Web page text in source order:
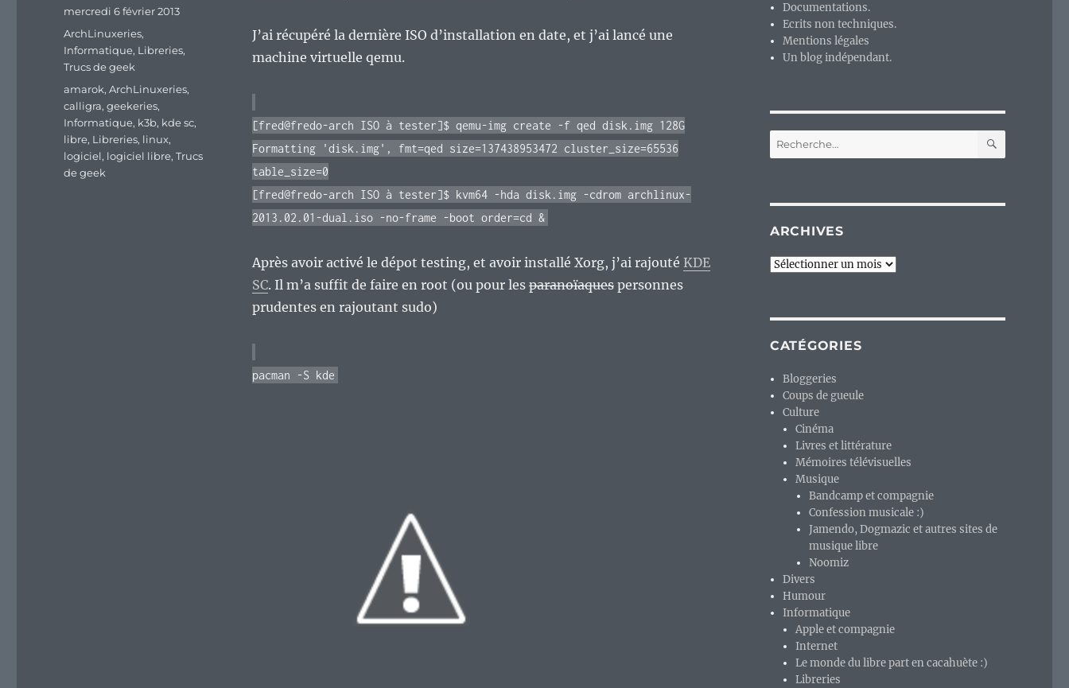
J’ai récupéré la dernière ISO d’installation en date, et j’ai lancé une
machine virtuelle qemu.
[fred@fredo-arch ISO à tester]$ qemu-img create -f qed disk.img 128G
Formatting 'disk.img', fmt=qed size=137438953472 cluster_size=65536
table_size=0
[fred@fredo-arch ISO à tester]$ kvm64 -hda disk.img -cdrom archlinux-
2013.02.01-dual.iso -no-frame -boot order=cd &
Après avoir activé le dépot testing, et avoir installé Xorg, j’ai rajouté KDE
SC. Il m’a suffit de faire en root (ou pour les paranoïaquespersonnes
prudentes en rajoutant sudo)
pacman -S kde
Publié
mercredi 6 février 2013
Catégories
ArchLinuxeries,
Informatique, Libreries,
Trucs de geek
Étiquettes
amarok,ArchLinuxeries,
calligra,geekeries,
Informatique, k3b, kde sc,
libre, Libreries, linux,
logiciel, logiciel libre,Trucs
de geek
Documentations.
Ecrits non techniques.
Mentions légales
Un blog indépendant.
Recherche
pour :
ARCHIVES
Archives
CATÉGORIES
Bloggeries
Coups de gueule
Culture
Cinéma
Livres et littérature
Mémoires télévisuelles
Musique
Bandcamp et compagnie
Confession musicale :)
Jamendo, Dogmazic et autres sites de
musique libre
Noomiz
Divers
Humour
Informatique
Apple et compagnie
Internet
Le monde du libre part en cacahuète :)
Libreries